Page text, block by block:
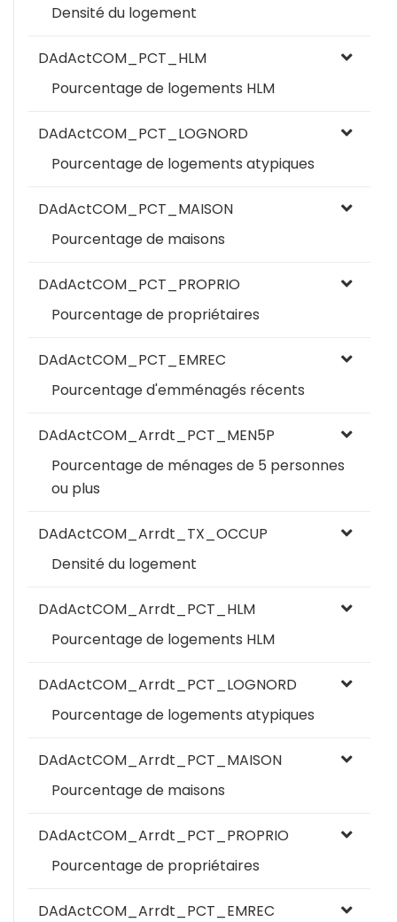
Densité du logement
DAdActCOM_PCT_HLM
Pourcentage de logements HLM
DAdActCOM_PCT_LOGNORD
Pourcentage de logements atypiques
DAdActCOM_PCT_MAISON
Pourcentage de maisons
DAdActCOM_PCT_PROPRIO
Pourcentage de propriétaires
DAdActCOM_PCT_EMREC
Pourcentage d'emménagés récents
DAdActCOM_Arrdt_PCT_MEN5P
Pourcentage de ménages de 5 personnes
ou plus
DAdActCOM_Arrdt_TX_OCCUP
Densité du logement
DAdActCOM_Arrdt_PCT_HLM
Pourcentage de logements HLM
DAdActCOM_Arrdt_PCT_LOGNORD
Pourcentage de logements atypiques
DAdActCOM_Arrdt_PCT_MAISON
Pourcentage de maisons
DAdActCOM_Arrdt_PCT_PROPRIO
Pourcentage de propriétaires
DAdActCOM_Arrdt_PCT_EMREC